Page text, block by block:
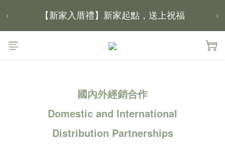
父親節｜靠山計劃，最高折 $2,500
‹ ›
國內外經銷合作
Domestic and International
Distribution Partnerships